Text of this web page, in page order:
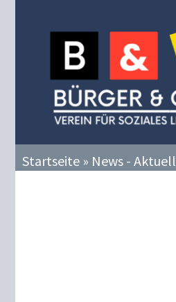
Startseite » News -